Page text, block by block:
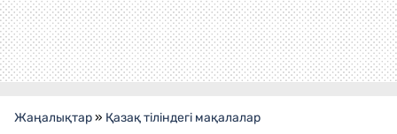
Жаңалықтар» Қазақ тіліндегі мақалалар